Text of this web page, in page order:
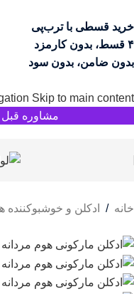
خرید قسطی با ترب‌پی
۴ قسط، بدون کارمزد
بدون ضامن، بدون سود
Skip to main content
مشاوره قبل از خرید
خانه / ادکلن و خوشبوکننده